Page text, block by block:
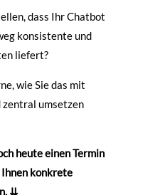
dass Ihr Chatbot
konsistente und
liefert?
wie Sie das mit
zentral umsetzen
heute einen Termin
konkrete
⇊